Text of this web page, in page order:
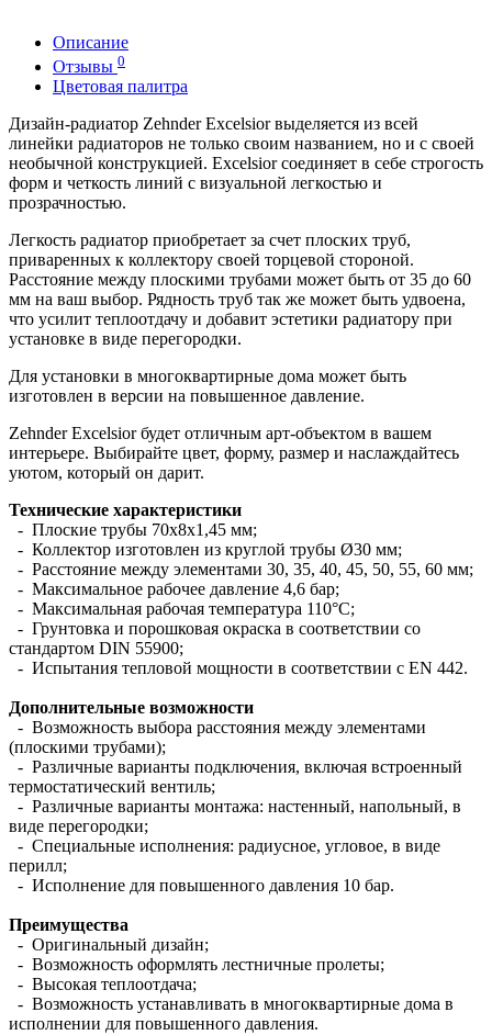
Описание
Отзывы 0
Цветовая палитра
Дизайн-радиатор Zehnder Excelsior выделяется из всей
линейки радиаторов не только своим названием, но и с своей
необычной конструкцией. Excelsior соединяет в себе строгость
форм и четкость линий с визуальной легкостью и
прозрачностью.
Легкость радиатор приобретает за счет плоских труб,
приваренных к коллектору своей торцевой стороной.
Расстояние между плоскими трубами может быть от 35 до 60
мм на ваш выбор. Рядность труб так же может быть удвоена,
что усилит теплоотдачу и добавит эстетики радиатору при
установке в виде перегородки.
Для установки в многоквартирные дома может быть
изготовлен в версии на повышенное давление.
Zehnder Excelsior будет отличным арт-объектом в вашем
интерьере. Выбирайте цвет, форму, размер и наслаждайтесь
уютом, который он дарит.
Технические характеристики
- Плоские трубы 70х8х1,45 мм;
- Коллектор изготовлен из круглой трубы Ø30 мм;
- Расстояние между элементами 30, 35, 40, 45, 50, 55, 60 мм;
- Максимальное рабочее давление 4,6 бар;
- Максимальная рабочая температура 110°С;
- Грунтовка и порошковая окраска в соответствии со
стандартом DIN 55900;
- Испытания тепловой мощности в соответствии с EN 442.
Дополнительные возможности
- Возможность выбора расстояния между элементами
(плоскими трубами);
- Различные варианты подключения, включая встроенный
термостатический вентиль;
- Различные варианты монтажа: настенный, напольный, в
виде перегородки;
- Специальные исполнения: радиусное, угловое, в виде
перилл;
- Исполнение для повышенного давления 10 бар.
Преимущества
- Оригинальный дизайн;
- Возможность оформлять лестничные пролеты;
- Высокая теплоотдача;
- Возможность устанавливать в многоквартирные дома в
исполнении для повышенного давления.